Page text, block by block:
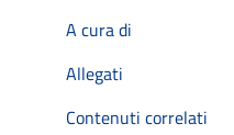
A cura di
Allegati
Contenuti correlati